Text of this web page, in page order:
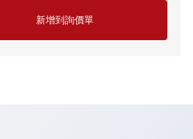
新增到詢價單